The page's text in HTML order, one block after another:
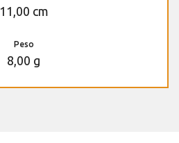
11,00 cm
Peso
8,00 g